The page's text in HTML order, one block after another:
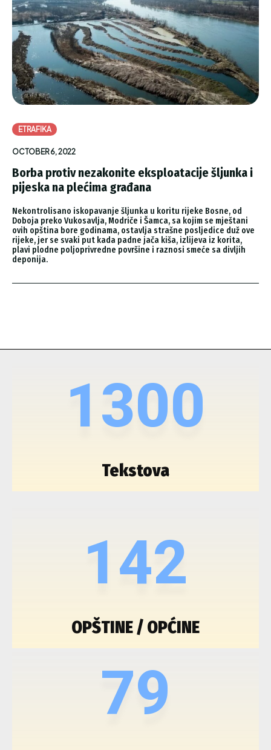
ETRAFIKA
OCTOBER 6, 2022
Borba protiv nezakonite eksploatacije šljunka i
pijeska na plećima građana
Nekontrolisano iskopavanje šljunka u koritu rijeke Bosne, od
Doboja preko Vukosavlja, Modriče i Šamca, sa kojim se mještani
ovih opština bore godinama, ostavlja strašne posljedice duž ove
rijeke, jer se svaki put kada padne jača kiša, izlijeva iz korita,
plavi plodne poljoprivredne površine i raznosi smeće sa divljih
deponija.
1300
Tekstova
142
OPŠTINE / OPĆINE
79